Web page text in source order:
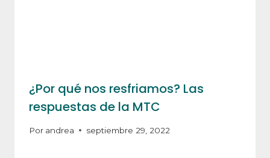
¿Por qué nos resfriamos? Las
respuestas de la MTC
Por andrea septiembre 29, 2022